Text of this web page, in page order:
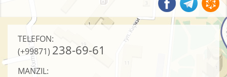
TELEFON:
(+99871) 238-69-61
MANZIL: